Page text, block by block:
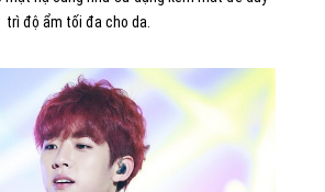
trì độ ẩm tối đa cho da.